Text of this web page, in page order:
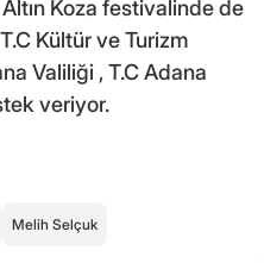
Koza festivalinde de
Kültür ve Turizm
Valiliği , T.C Adana
veriyor.
Melih Selçuk